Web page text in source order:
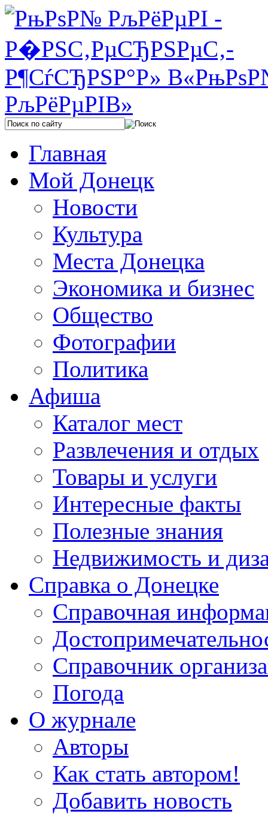
Главная
Мой Донецк
Новости
Культура
Места Донецка
Экономика и бизнес
Общество
Фотографии
Политика
Афиша
Каталог мест
Развлечения и отдых
Товары и услуги
Интересные факты
Полезные знания
Недвижимость и
Справка о Донецке
Справочная
Справочник
Погода
О журнале
Авторы
Как стать автором!
Добавить новость